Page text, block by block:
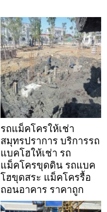
รถแม็คโครให้เช่า
สมุทรปราการ บริการรถ
แบคโฮให้เช่า รถ
แม็คโครขุดดิน รถแบค
โฮขุดสระ แม็คโครรื้อ
ถอนอาคาร ราคาถูก